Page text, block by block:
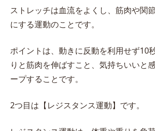
ストレッチは血流をよくし、筋肉や関
にする運動のことです。
ポイントは、動きに反動を利用せず10
りと筋肉を伸ばすこと、気持ちいいと
ープすることです。
2つ目は【レジスタンス運動】です。